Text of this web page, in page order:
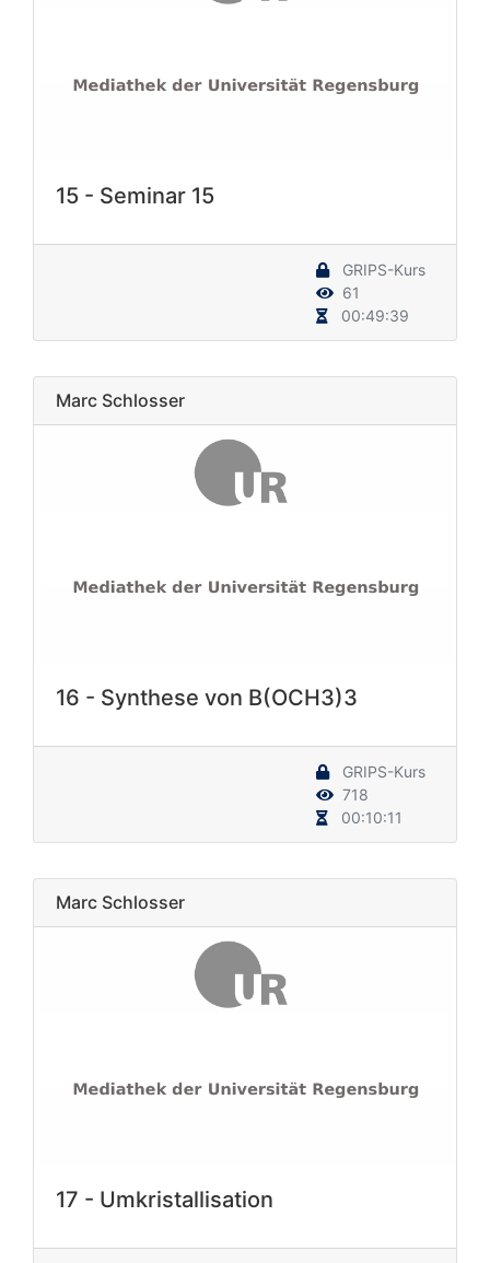
15 - Seminar 15
GRIPS-Kurs
61
00:49:39
Marc Schlosser
16 - Synthese von B(OCH3)3
GRIPS-Kurs
718
00:10:11
Marc Schlosser
17 - Umkristallisation